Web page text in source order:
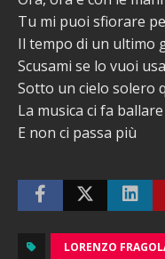
Tu mi puoi sfiorare
Il tempo di un ultimo
Scusami se lo vuoi
Sotto un cielo solero
La musica ci fa ballare
E non ci passa più
LORENZO